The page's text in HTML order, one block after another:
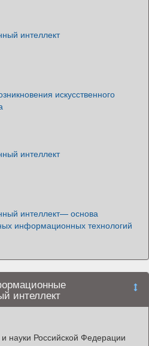
интеллект
искусственного
интеллект
интеллект— основа
информационных технологий
интеллект
науки Российской Федерации